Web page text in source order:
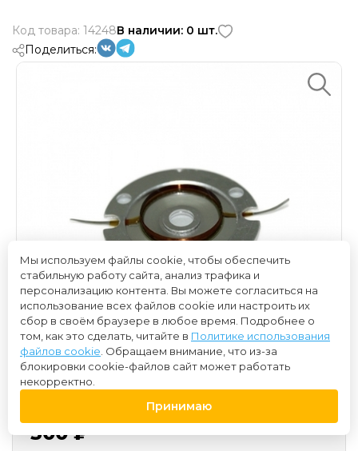
Код товара: 14248В наличии: 0 шт.
Поделиться:
300 ₽
Мы используем файлы cookie, чтобы обеспечить
стабильную работу сайта, анализ трафика и
персонализацию контента. Вы можете согласиться на
использование всех файлов cookie или настроить их
сбор в своём браузере в любое время. Подробнее о
том, как это сделать, читайте в Политике использования
файлов cookie . Обращаем внимание, что из-за
блокировки cookie-файлов сайт может работать
некорректно.
Принимаю